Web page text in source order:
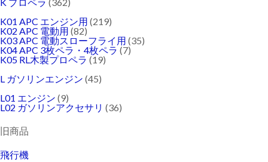
K01 APC エンジン用 (219)
K02 APC 電動用 (82)
K03 APC 電動スローフライ用 (35)
K04 APC 3枚ペラ・4枚ペラ (7)
K05 RL木製プロペラ (19)
L ガソリンエンジン (45)
L01 エンジン (9)
L02 ガソリンアクセサリ (36)
旧商品
飛行機